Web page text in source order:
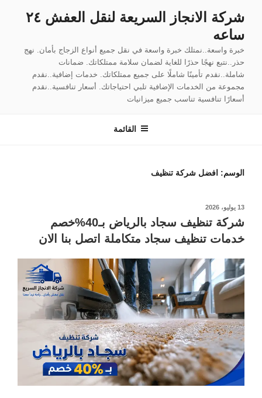
المحتوى
شركة الانجاز السريعة لنقل العفش ٢٤
ساعه
خبرة واسعة..نمتلك خبرة واسعة في نقل جميع أنواع الزجاج بأمان. نهج
حذر..نتبع نهجًا حذرًا للغاية لضمان سلامة ممتلكاتك. ضمانات
شاملة..نقدم تأمينًا شاملًا على جميع ممتلكاتك. خدمات إضافية..نقدم
مجموعة من الخدمات الإضافية تلبي احتياجاتك. أسعار تنافسية..نقدم
أسعارًا تنافسية تناسب جميع ميزانيات
القائمة
الوسم: افضل شركة تنظيف
نُشر
13 يوليو، 2026
شركة تنظيف سجاد بالرياض بـ40%خصم
خدمات تنظيف سجاد متكاملة اتصل بنا الان